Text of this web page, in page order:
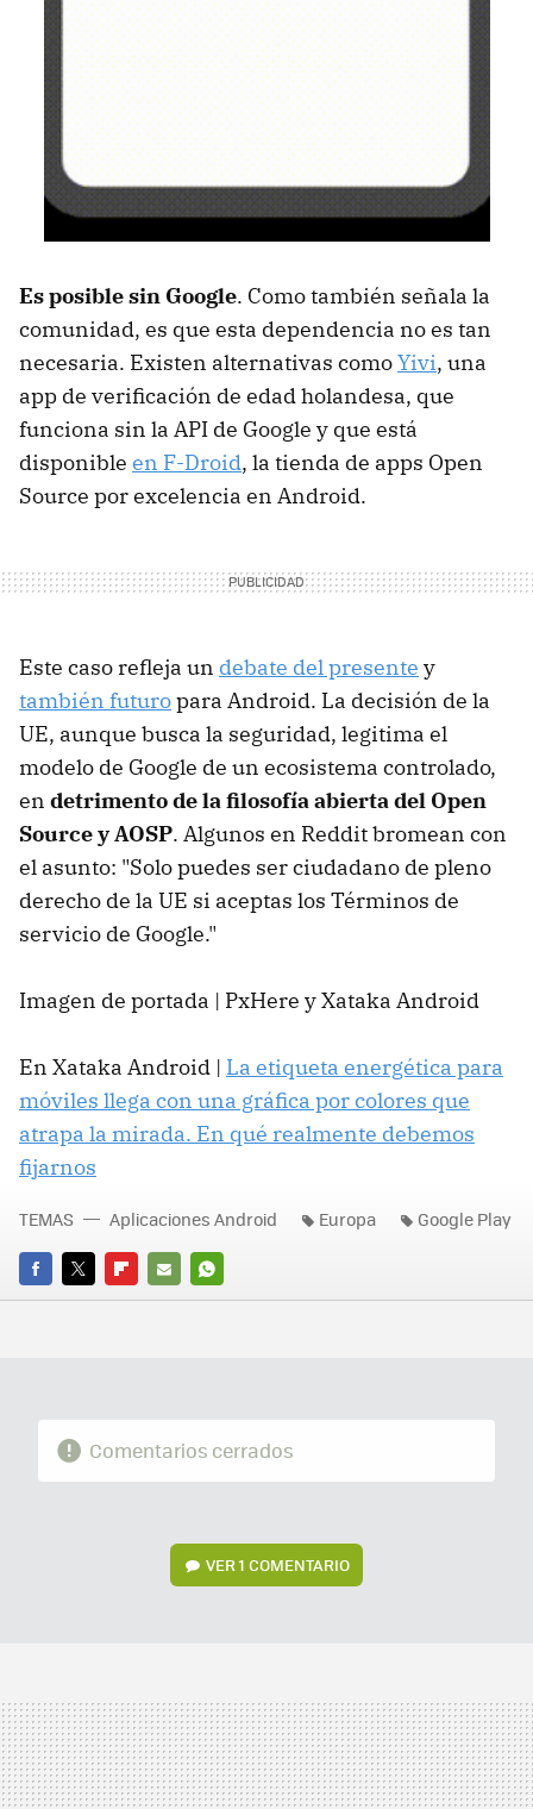
Es posible sin Google. Como también señala la
comunidad, es que esta dependencia no es tan
necesaria. Existen alternativas comoYivi, una
app de verificación de edad holandesa, que
funciona sin la API de Google y que está
disponible en F-Droid, la tienda de apps Open
Source por excelencia en Android.
Este caso refleja un debate del presente y
también futuropara Android. La decisión de la
UE, aunque busca la seguridad, legitima el
modelo de Google de un ecosistema controlado,
en detrimento de la filosofía abierta del Open
Source y AOSP. Algunos en Reddit bromean con
el asunto: "Solo puedes ser ciudadano de pleno
derecho de la UE si aceptas los Términos de
servicio de Google."
Imagen de portada | PxHere y Xataka Android
En Xataka Android | La etiqueta energética para
móviles llega con una gráfica por colores que
atrapa la mirada. En qué realmente debemos
fijarnos
FACEBOOK
TWITTERFLIPBOARD
E-
WHATSAPP
TEMAS Aplicaciones Android Europa Google Play
Comentarios cerrados
VER1 COMENTARIO